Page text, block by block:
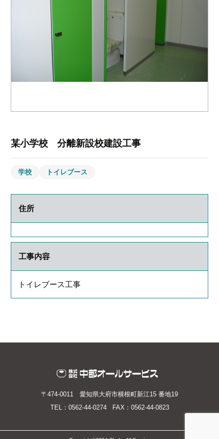
某小学校 分離新設校建設工事
学校 トイレブース
住所
工事内容
トイレブース工事
〒474-0011 愛知県大府市横根町新江15 番地19
TEL：0562-44-0274 FAX：0562-44-0823